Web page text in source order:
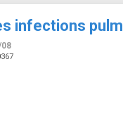
infections